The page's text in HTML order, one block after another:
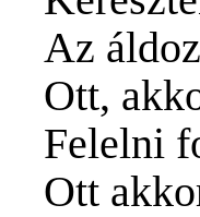
Az
Ott,
Felelni
Ott